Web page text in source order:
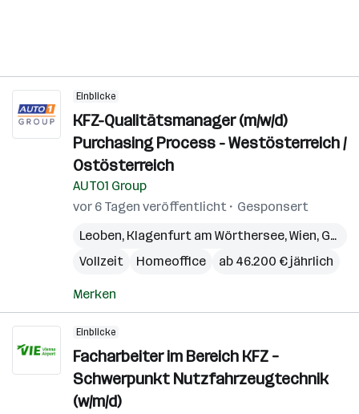
Einblicke
KFZ-Qualitätsmanager (m/w/d)
Purchasing Process - Westösterreich /
Ostösterreich
AUTO1 Group
vor 6 Tagen veröffentlicht
Gesponsert
Leoben, Klagenfurt am Wörthersee,Wien, Graz
Vollzeit
Homeoffice ab 46.200 € jährlich
Merken
Einblicke
Facharbeiter im Bereich KFZ –
Schwerpunkt Nutzfahrzeugtechnik
(w/m/d)